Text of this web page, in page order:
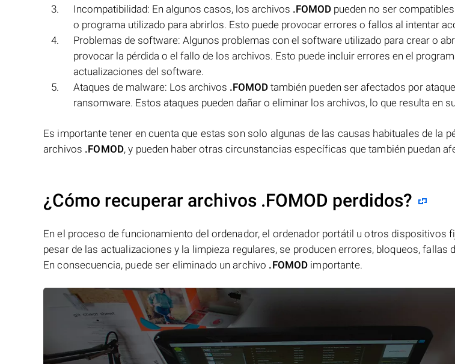
Incompatibilidad: En algunos casos, los archivos .FOMOD pueden no ser
o programa utilizado para abrirlos. Esto puede provocar errores o fallos al intentar
Problemas de software: Algunos problemas con el software utilizado para crear o
provocar la pérdida o el fallo de los archivos. Esto puede incluir errores en el
actualizaciones del software.
Ataques de malware: Los archivos .FOMOD también pueden ser afectados por
ransomware. Estos ataques pueden dañar o eliminar los archivos, lo que resulta en
Es importante tener en cuenta que estas son solo algunas de las causas habituales de la
archivos .FOMOD, y pueden haber otras circunstancias específicas que también puedan
¿Cómo recuperar archivos .FOMOD perdidos?
En el proceso de funcionamiento del ordenador, el ordenador portátil u otros dispositivos
pesar de las actualizaciones y la limpieza regulares, se producen errores, bloqueos, fallas
En consecuencia, puede ser eliminado un archivo .FOMOD importante.